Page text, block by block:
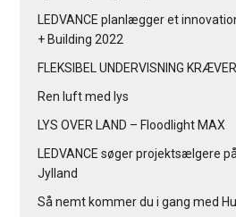
LEDVANCE planlægger et
+ Building 2022
FLEKSIBEL UNDERVISNING
Ren luft med lys
LYS OVER LAND – Floodlight MAX
LEDVANCE søger projektsælgere
Jylland
Så nemt kommer du i gang med